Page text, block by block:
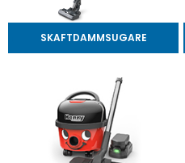
SKAFTDAMMSUGARE